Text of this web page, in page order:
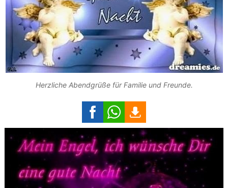
Herzliche Abendgrüße für Familie und Freunde.